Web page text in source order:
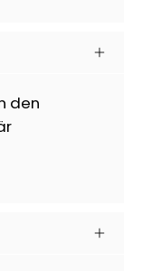
den